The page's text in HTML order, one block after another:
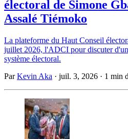
électoral de Simone
Assalé Tiémoko
La plateforme du Haut Conseil
juillet 2026, l'ADCI pour discuter
système électoral.
ParKevin Aka · juil. 3, 2026 · 1 min